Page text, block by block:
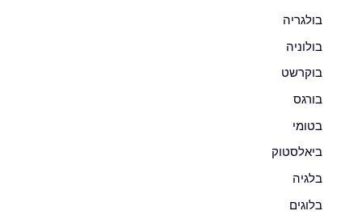
בולגריה
בולוניה
בוקרשט
בורגס
בטומי
ביאלסטוק
בלגיה
בלוגים